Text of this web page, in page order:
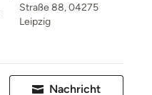
Straße 88, 04275
Leipzig
Nachricht